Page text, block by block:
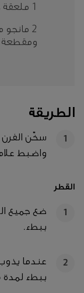
1 ملعقة كبيرة بتلات الورد المجفّفة
2
ومقطعة
الطريقة
1
واضبط
القطر
1
ضع جميع
ببطء.
2
عندما
ببطء لمدة 5 دقائق، أو حتى يصبح القطر كثيفًا.